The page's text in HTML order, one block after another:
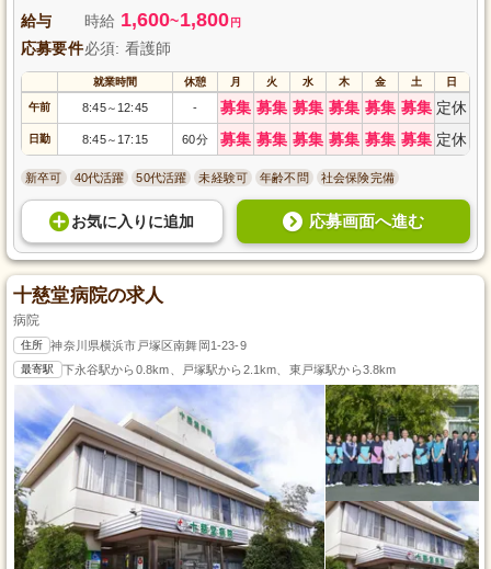
給与 時給 1,600~1,800 円
応募要件必須: 看護師
就業時間 休憩 月 火 水 木 金 土 日
午前 8:45～ 12:45 - 募集 募集 募集 募集 募集 募集 定休
日勤 8:45～ 17:15 60分 募集 募集 募集 募集 募集 募集 定休
新卒可 40代活躍 50代活躍 未経験可 年齢不問 社会保険完備
お気に入り に追加 応募画面へ進む
十慈堂病院の求人
病院
住所 神奈川県横浜市戸塚区南舞岡1-23-9
最寄駅 下永谷駅から0.8km、戸塚駅から2.1km、東戸塚駅から3.8km